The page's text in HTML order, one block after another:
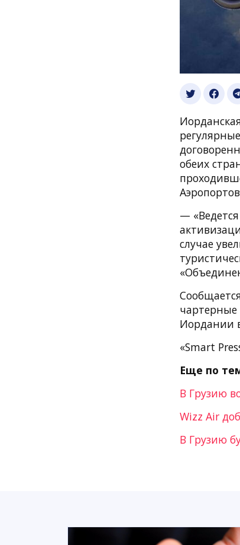
обеих
—
случае
чартерные
Иордании
«Smart
Еще по
В Грузию
Wizz Air
В Грузию